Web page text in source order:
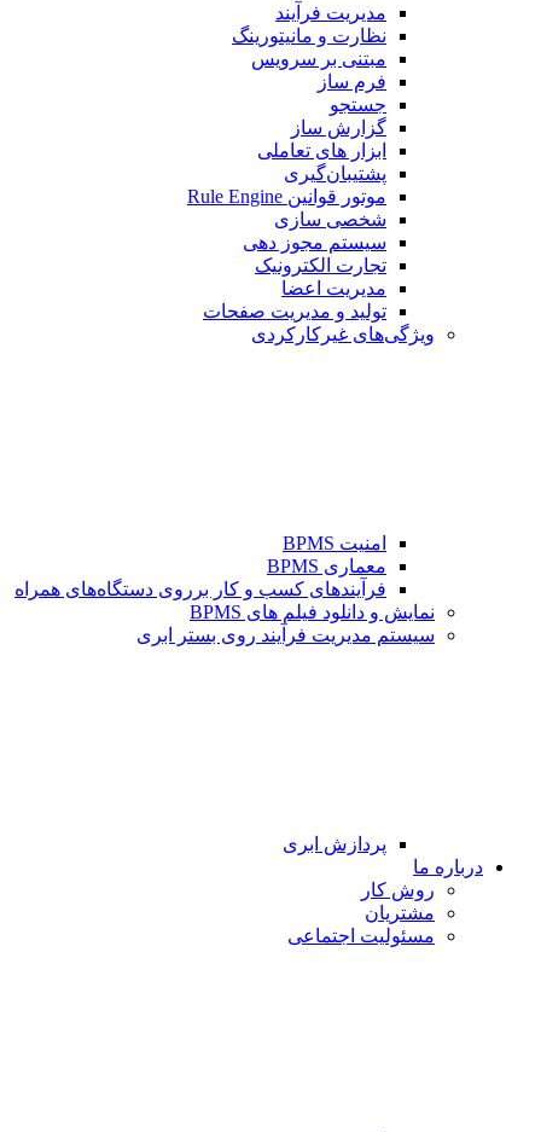
مدیریت فرآیند
نظارت و مانیتورینگ
مبتنی بر سرویس
فرم ساز
جستجو
گزارش ساز
ابزار های تعاملی
پشتیبان‌گیری
موتور قوانین Rule Engine
شخصی سازی
سیستم مجوز دهی
تجارت الکترونیک
مدیریت اعضا
تولید و مدیریت صفحات
ویژگی‌های غیرکارکردی
امنیت BPMS
معماری BPMS
فرآیندهای کسب و کار برروی دستگاه‌های همراه
نمایش و دانلود فیلم های BPMS
سیستم مدیریت فرآیند روی بستر ابری
پردازش ابری
درباره ما
روش کار
مشتریان
مسئولیت اجتماعی